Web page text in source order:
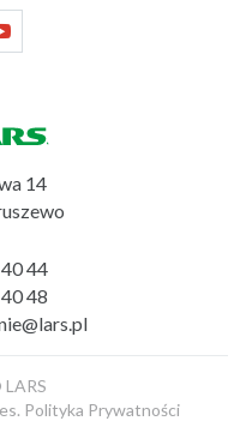
14
44
48
Polityka Prywatności